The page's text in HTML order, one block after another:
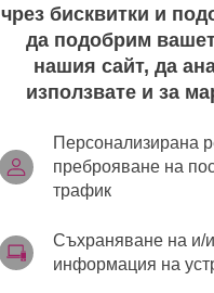
чрез бисквитки и
да подобрим
нашия сайт, да
използвате и за
Персонализирана
преброяване на
трафик
Съхраняване на и/
информация на